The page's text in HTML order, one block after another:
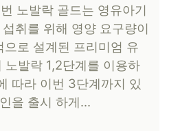
노발락 골드는 영유아기
취를 위해 영양 요구량이
으로 설계된 프리미엄 유
노발락 1,2단계를 이용하
따라 이번 3단계까지 있
을 출시 하게…